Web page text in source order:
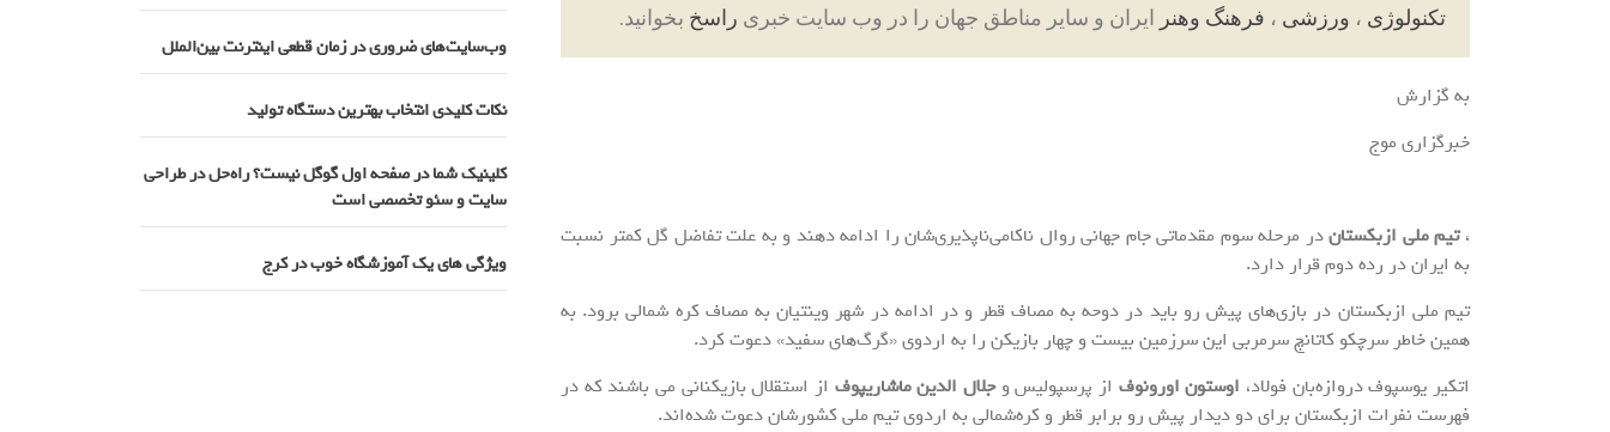
تکنولوژی ، ورزشی ، فرهنگ وهنر ایران و سایر مناطق جهان را در وب سایت خبری راسخ بخوانید.
به گزارش
خبرگزاری موج
​،تیم ملی ازبکستاندر مرحله سوم مقدماتی جام جهانی روال ناکامی‌ناپذیری‌شان را ادامه دهند و به علت تفاضل گل کمتر نسبت
به ایران در رده دوم قرار دارد.
تیم ملی ازبکستان در بازی‌های پیش رو باید در دوحه به مصاف قطر و در ادامه در شهر وینتیان به مصاف کره شمالی برود. به
همین خاطر سرچکو کاتانچ سرمربی این سرزمین بیست و چهار بازیکن را به اردوی «گرگ‌های سفید» دعوت کرد.
اتکیر یوسپوف دروازه‌بان فولاد، اوستون اورونوف از پرسپولیس وجلال الدین ماشاریپوف از استقلال بازیکنانی می باشند که در
فهرست نفرات ازبکستان برای دو دیدار پیش رو برابر قطر و کره‌شمالی به اردوی تیم ملی کشورشان دعوت شده‌اند.
وب‌سایت‌های ضروری در زمان قطعی اینترنت بین‌الملل
نکات کلیدی انتخاب بهترین دستگاه تولید
کلینیک شما در صفحه اول گوگل نیست؟ راه‌حل در طراحی
سایت و سئو تخصصی است
ویژگی های یک آموزشگاه خوب در کرج